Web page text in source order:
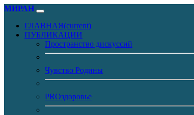
МИРАН
ГЛАВНАЯ(current)
ПУБЛИКАЦИИ
Пространство дискуссий
Чувство Родины
PROздоровье